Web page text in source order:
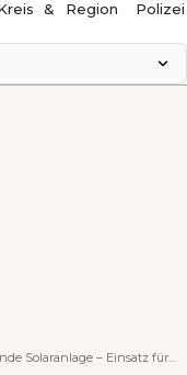
& Region Polizei
– Einsatz für Feuerwehr in Dauchingen